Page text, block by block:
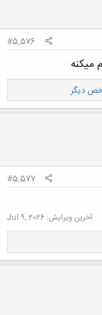
#5,576
#5,577
آخرین ویرایش: Jul 9, 2026